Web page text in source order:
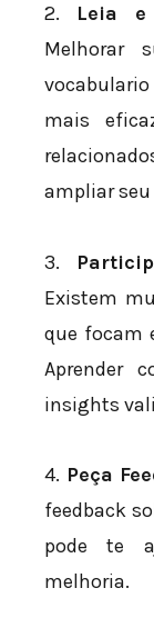
2. Leia e
Melhorar
mais
ampliar
3.
Existem
que focam
Aprender
insights
4. Peça
feedback
pode te
melhoria.